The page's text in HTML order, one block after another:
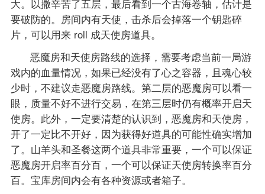
大。以撒辛苦了五层，最后看到一个古海卷轴，估计是
要破防的。房间内有天使，击杀后会掉落一个钥匙碎
片，可以用来 roll 成天使房道具。
恶魔房和天使房路线的选择，需要考虑当前一局游
戏内的血量情况，如果已经没有了心之容器，且魂心较
少时，不建议走恶魔房路线。第二层的恶魔房可以看一
眼，质量不好不进行交易，在第三层时仍有概率开启天
使房。此外，一定要清楚的认识到，恶魔房和天使房，
开了一定比不开好，因为获得好道具的可能性确实增加
了。山羊头和圣餐这两个道具非常重要，一个可以保证
恶魔房开启率百分百，一个可以保证天使房转换率百分
百。宝库房间内会有各种资源或者箱子。